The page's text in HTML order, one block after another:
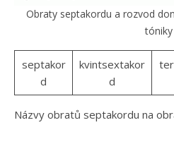
Obraty septakordu a rozvod
tóniky
septakor
d
kvintsextakor
d
Názvy obratů septakordu na